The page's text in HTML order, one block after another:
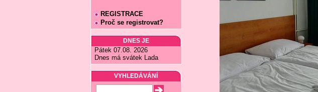
REGISTRACE
Proč se registrovat?
DNES JE
Pátek 07.08. 2026
Dnes má svátek Lada
VYHLEDÁVÁNÍ